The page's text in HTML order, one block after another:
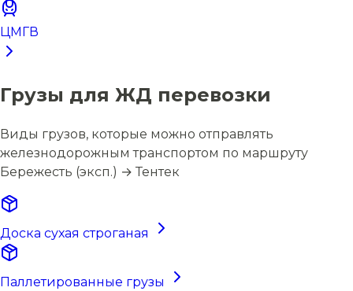
ЦМГВ
Грузы для ЖД перевозки
Виды грузов, которые можно отправлять
железнодорожным транспортом по маршруту
Бережесть (эксп.) → Тентек
Доска сухая строганая
Паллетированные грузы